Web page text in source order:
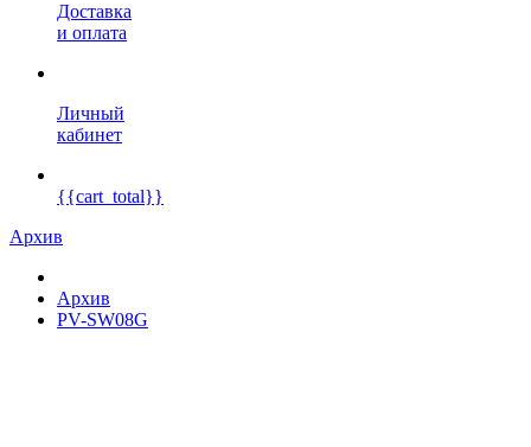
Доставка
и оплата
Личный
кабинет
{{cart_total}}
Архив
Архив
PV-SW08G